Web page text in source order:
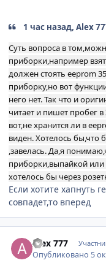
1 час назад, Alex
Суть вопроса в
приборки,например
должен стоять eeprom
приборку,но вот
него нет. Так что и
читает и пишет пробег
вот,не хранится ли в
виден. Хотелось бы,что
,завелась. Да,я
приборки,выпайкой
хотелось бы через
Если хотите хапнуть
совпадет,то вперед
Alex 777
Опубликовано 5